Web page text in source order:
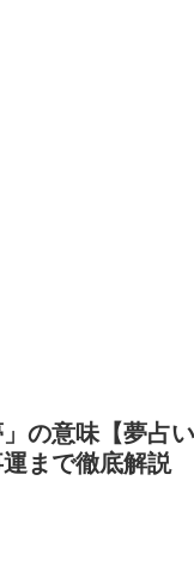
」の意味【夢占
まで徹底解説